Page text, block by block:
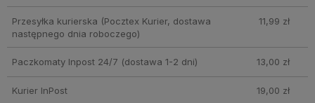
Przesyłka kurierska (Pocztex Kurier, dostawa
następnego dnia roboczego)
11,99 zł
Paczkomaty Inpost 24/7 (dostawa 1-2 dni) 13,00 zł
Kurier InPost 19,00 zł